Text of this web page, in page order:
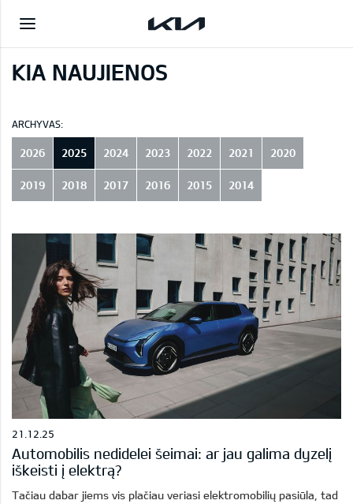
KIA NAUJIENOS
ARCHYVAS:
2026 2025 2024 2023 2022 2021 2020
2019 2018 2017 2016 2015 2014
21.12.25
Automobilis nedidelei šeimai: ar jau galima dyzelį
iškeisti į elektrą?
Tačiau dabar jiems vis plačiau veriasi elektromobilių pasiūla, tad